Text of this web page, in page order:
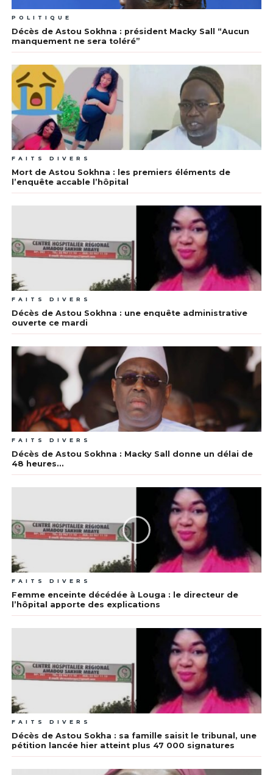
POLITIQUE
Décès de Astou Sokhna : président Macky Sall “Aucun
manquement ne sera toléré”
FAITS DIVERS
Mort de Astou Sokhna : les premiers éléments de
l’enquête accable l’hôpital
FAITS DIVERS
Décès de Astou Sokhna : une enquête administrative
ouverte ce mardi
FAITS DIVERS
Décès de Astou Sokhna : Macky Sall donne un délai de
48 heures…
FAITS DIVERS
Femme enceinte décédée à Louga : le directeur de
l’hôpital apporte des explications
FAITS DIVERS
Décès de Astou Sokha : sa famille saisit le tribunal, une
pétition lancée hier atteint plus 47 000 signatures